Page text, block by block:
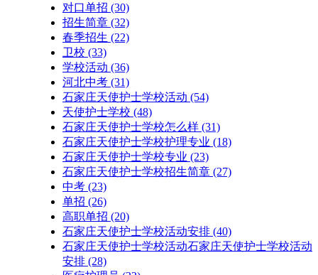
对口单招 (30)
招生简章 (32)
春季招生 (22)
卫校 (33)
学校活动 (36)
河北中考 (31)
石家庄天使护士学校活动 (54)
天使护士学校 (48)
石家庄天使护士学校怎么样 (31)
石家庄天使护士学校护理专业 (18)
石家庄天使护士学校专业 (23)
石家庄天使护士学校招生简章 (27)
中考 (23)
单招 (26)
高职单招 (20)
石家庄天使护士学校活动安排 (40)
石家庄天使护士学校活动石家庄天使护士学校活动
安排 (28)